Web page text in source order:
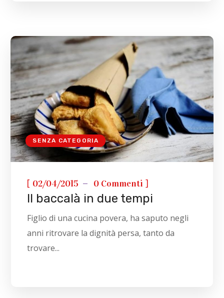
SENZA CATEGORIA
[ 02/04/2015 0 Commenti ]
Il baccalà in due tempi
Figlio di una cucina povera, ha saputo negli
anni ritrovare la dignità persa, tanto da
trovare...